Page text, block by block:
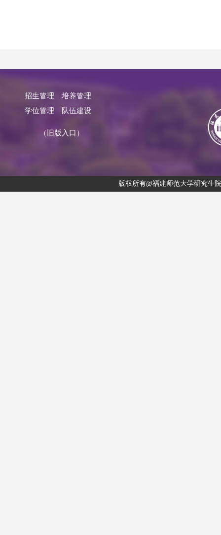
招生管理
培养管理
学位管理
队伍建设
（旧版入口）
版权所有@福建师范大学研究